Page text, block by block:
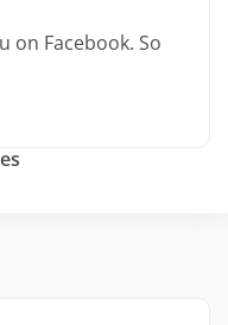
on Facebook. So